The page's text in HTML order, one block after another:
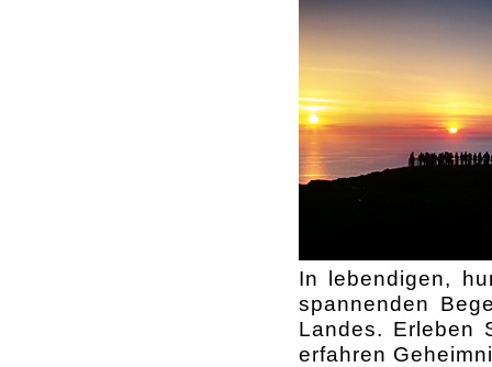
In lebendigen,
spannenden
Landes. Erleben
erfahren